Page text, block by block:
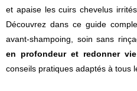
et apaise les cuirs chevelus
Découvrez dans ce guide
avant-shampoing, soin sans
en profondeur et redonner
conseils pratiques adaptés à tous